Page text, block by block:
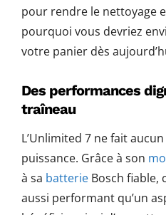
pour rendre le nettoyage
pourquoi vous devriez
votre panier dès
Des performances
traîneau
L’Unlimited 7 ne fait
puissance. Grâce à son
à sa batterie Bosch fiable,
aussi performant qu’un